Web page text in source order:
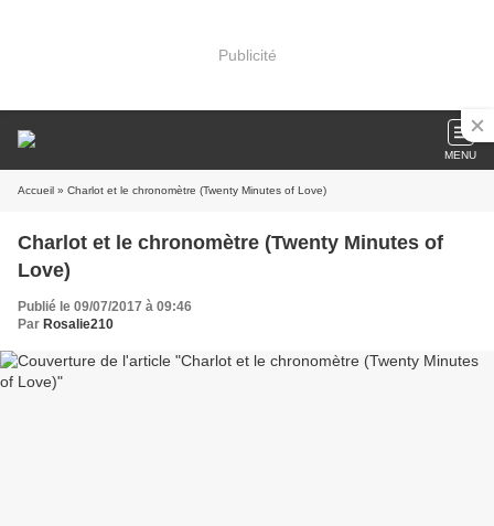
Publicité
MENU
Accueil » Charlot et le chronomètre (Twenty Minutes of Love)
Charlot et le chronomètre (Twenty Minutes of
Love)
Publié le 09/07/2017 à 09:46
Par Rosalie210